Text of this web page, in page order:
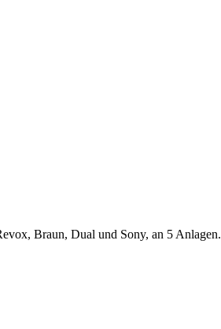
Braun, Dual und Sony, an 5 Anlagen.